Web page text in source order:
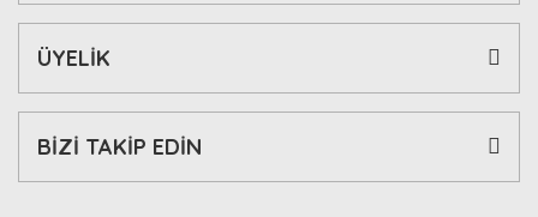
ÜYELİK
BİZİ TAKİP EDİN